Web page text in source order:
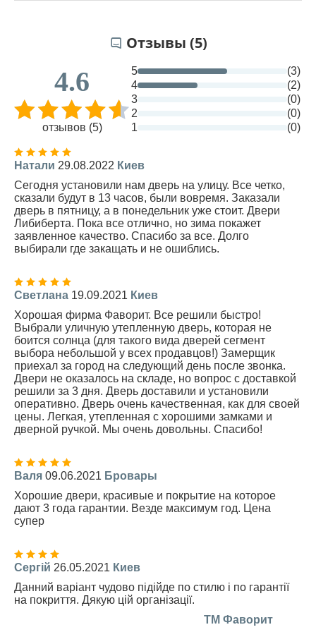
Отзывы (5)
4.6
отзывов (5)
5
(3)
4
(2)
3
(0)
2
(0)
1
(0)
Натали 29.08.2022 Киев
Сегодня установили нам дверь на улицу. Все четко,
сказали будут в 13 часов, были вовремя. Заказали
дверь в пятницу, а в понедельник уже стоит. Двери
Либиберта. Пока все отлично, но зима покажет
заявленное качество. Спасибо за все. Долго
выбирали где закащать и не ошиблись.
Светлана 19.09.2021 Киев
Хорошая фирма Фаворит. Все решили быстро!
Выбрали уличную утепленную дверь, которая не
боится солнца (для такого вида дверей сегмент
выбора небольшой у всех продавцов!) Замерщик
приехал за город на следующий день после звонка.
Двери не оказалось на складе, но вопрос с доставкой
решили за 3 дня. Дверь доставили и установили
оперативно. Дверь очень качественная, как для своей
цены. Легкая, утепленная с хорошими замками и
дверной ручкой. Мы очень довольны. Спасибо!
Валя 09.06.2021 Бровары
Хорошие двери, красивые и покрытие на которое
дают 3 года гарантии. Везде максимум год. Цена
супер
Сергій 26.05.2021 Киев
Данний варіант чудово підійде по стилю і по гарантії
на покриття. Дякую цій організації.
TM Фаворит